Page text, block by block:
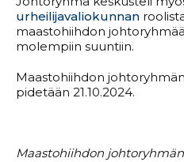
urheilijavaliokunnan
maastohiihdon
molempiin suuntiin.
Maastohiihdon
pidetään 21.10.2024.
Maastohiihdon